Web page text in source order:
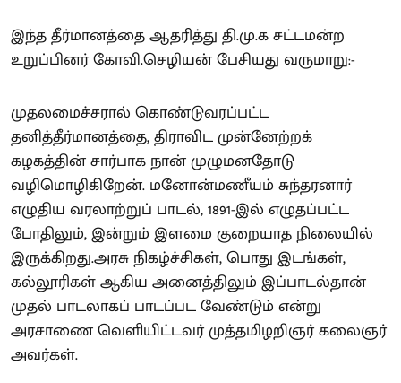
இந்த தீர்மானத்தை ஆதரித்து தி.மு.க சட்டமன்ற
உறுப்பினர் கோவி.செழியன் பேசியது வருமாறு:-
முதலமைச்சரால் கொண்டுவரப்பட்ட
தனித்தீர்மானத்தை, திராவிட முன்னேற்றக்
கழகத்தின் சார்பாக நான் முழுமனதோடு
வழிமொழிகிறேன். மனோன்மணீயம் சுந்தரனார்
எழுதிய வரலாற்றுப் பாடல், 1891-இல் எழுதப்பட்ட
போதிலும், இன்றும் இளமை குறையாத நிலையில்
இருக்கிறது.அரசு நிகழ்ச்சிகள், பொது இடங்கள்,
கல்லூரிகள் ஆகிய அனைத்திலும் இப்பாடல்தான்
முதல் பாடலாகப் பாடப்பட வேண்டும் என்று
அரசாணை வெளியிட்டவர் முத்தமிழறிஞர் கலைஞர்
அவர்கள்.